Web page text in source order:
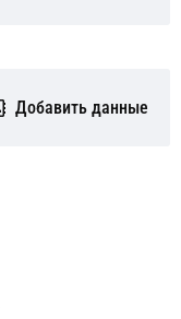
Добавить данные